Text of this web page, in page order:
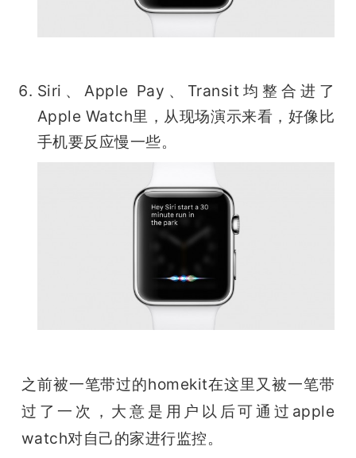
Siri、Apple Pay、Transit均整合进了
Apple Watch里，从现场演示来看，好像比
手机要反应慢一些。
之前被一笔带过的homekit在这里又被一笔带
过了一次，大意是用户以后可通过apple
watch对自己的家进行监控。